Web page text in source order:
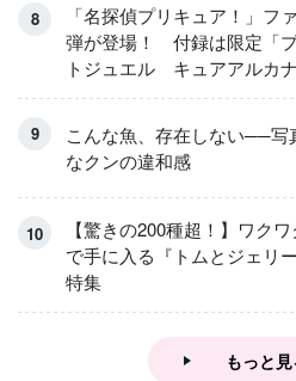
「名探偵プリキュア！」フ
弾が登場！ 付録は限定「
トジュエル キュアアルカ
アイスver.」 キュアエクレ
こんな魚、存在しない──写
なクンの違和感
【驚きの200種超！】ワク
で手に入る『トムとジェリ
特集
もっと見